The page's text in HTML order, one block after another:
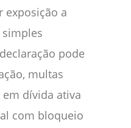
exposição a
pode
multas
dívida ativa
com bloqueio